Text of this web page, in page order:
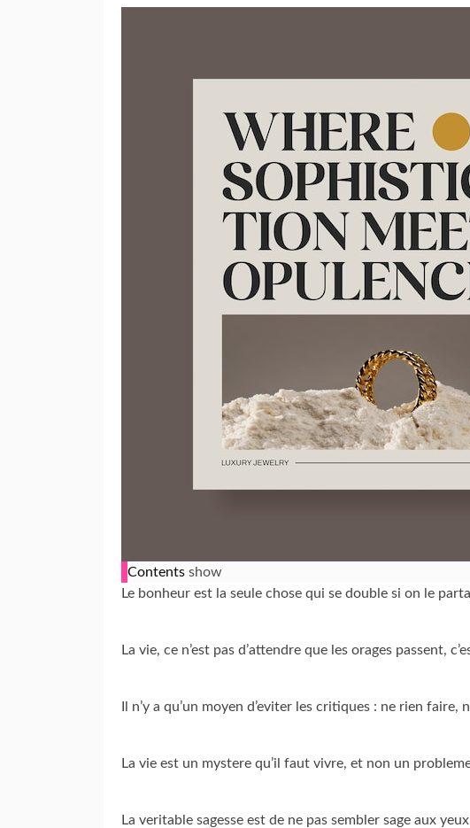
Contents show
Le bonheur est la seule chose qui se double si on le
La vie, ce n’est pas d’attendre que les orages passent,
Il n’y a qu’un moyen d’eviter les critiques : ne rien
La vie est un mystere qu’il faut vivre, et non un
La veritable sagesse est de ne pas sembler sage aux